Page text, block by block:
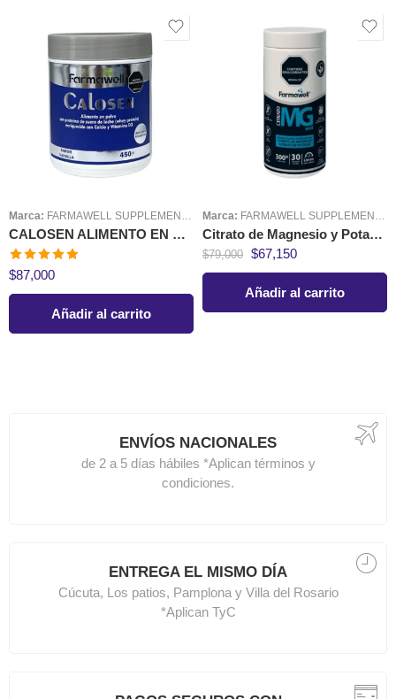
Marca: FARMAWELL SUPPLEMENTS
CALOSEN ALIMENTO EN POLVO CON CALCIO Y VITAMINA D3
Valorado en
5.00
$87,000
Añadir al carrito
Marca: FARMAWELL SUPPLEMENTS
Citrato de Magnesio y Potasio 300 gr Farmawell
$79,000 $67,150
Añadir al carrito
ENVÍOS NACIONALES
de 2 a 5 días hábiles *Aplican términos y
condiciones.
ENTREGA EL MISMO DÍA
Cúcuta, Los patios, Pamplona y Villa del Rosario
*Aplican TyC